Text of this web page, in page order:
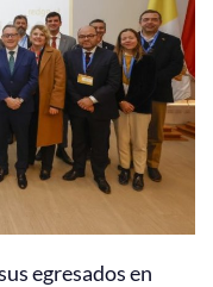
egresados en